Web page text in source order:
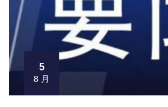
5
8 月